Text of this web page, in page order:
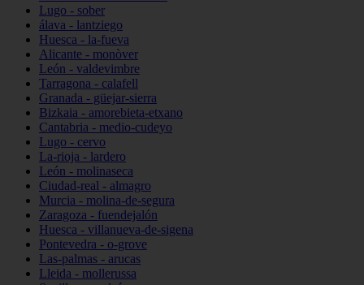
Lugo - sober
álava - lantziego
Huesca - la-fueva
Alicante - monòver
León - valdevimbre
Tarragona - calafell
Granada - güejar-sierra
Bizkaia - amorebieta-etxano
Cantabria - medio-cudeyo
Lugo - cervo
La-rioja - lardero
León - molinaseca
Ciudad-real - almagro
Murcia - molina-de-segura
Zaragoza - fuendejalón
Huesca - villanueva-de-sigena
Pontevedra - o-grove
Las-palmas - arucas
Lleida - mollerussa